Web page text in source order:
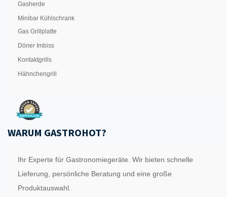
Gasherde
Minibar Kühlschrank
Gas Grillplatte
Döner Imbiss
Kontaktgrills
Hähnchengrill
WARUM GASTROHOT?
Ihr Experte für Gastronomiegeräte. Wir bieten schnelle
Lieferung, persönliche Beratung und eine große
Produktauswahl.